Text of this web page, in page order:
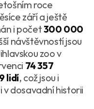
roce
září a ještě
i počet300 000
návštěvností jsou
zoo v
74 357
lidí, což jsou i
v dosavadní historii